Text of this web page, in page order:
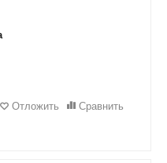
Отложить Сравнить